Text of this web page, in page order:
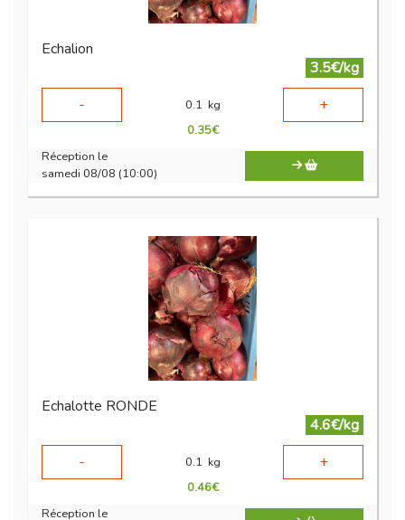
Echalion
3.5€/kg
-
0.1 kg +
0.35€
Réception le
samedi 08/08 (10:00)
Echalotte RONDE
4.6€/kg
-
0.1 kg +
0.46€
Réception le